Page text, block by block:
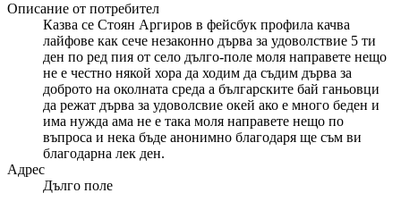
Описание от потребител
Казва се Стоян Аргиров в фейсбук профила качва
лайфове как сече незаконно дърва за удоволствие 5 ти
ден по ред пия от село дълго-поле моля направете нещо
не е честно някой хора да ходим да съдим дърва за
доброто на околната среда а българските бай ганьовци
да режат дърва за удоволсвие окей ако е много беден и
има нужда ама не е така моля направете нещо по
въпроса и нека бъде анонимно благодаря ще съм ви
благодарна лек ден.
Адрес
Дълго поле